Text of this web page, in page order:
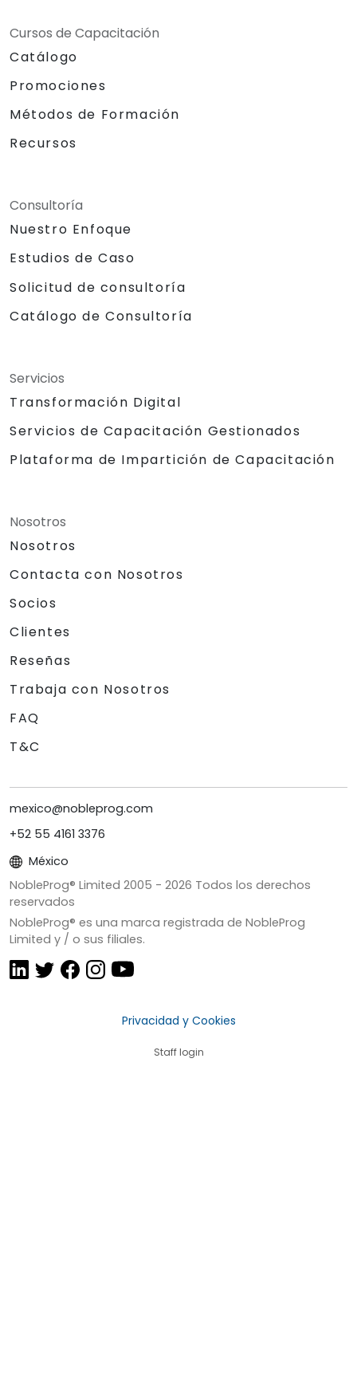
Cursos de Capacitación
Catálogo
Promociones
Métodos de Formación
Recursos
Consultoría
Nuestro Enfoque
Estudios de Caso
Solicitud de consultoría
Catálogo de Consultoría
Servicios
Transformación Digital
Servicios de Capacitación Gestionados
Plataforma de Impartición de Capacitación
Nosotros
Nosotros
Contacta con Nosotros
Socios
Clientes
Reseñas
Trabaja con Nosotros
FAQ
T&C
mexico@nobleprog.com
+52 55 4161 3376
México
NobleProg® Limited 2005 - 2026 Todos los derechos
reservados
NobleProg® es una marca registrada de NobleProg
Limited y / o sus filiales.
Privacidad y Cookies
Staff login